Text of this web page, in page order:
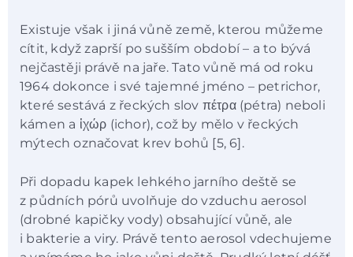
Existuje však i jiná vůně země, kterou můžeme
cítit, když zaprší po sušším období – a to bývá
nejčastěji právě na jaře. Tato vůně má od roku
1964 dokonce i své tajemné jméno – petrichor,
které sestává z řeckých slov πέτρα (pétra) neboli
kámen a ἰχώρ (ichor), což by mělo v řeckých
mýtech označovat krev bohů [5, 6].
Při dopadu kapek lehkého jarního deště se
z půdních pórů uvolňuje do vzduchu aerosol
(drobné kapičky vody) obsahující vůně, ale
i bakterie a viry. Právě tento aerosol vdechujeme